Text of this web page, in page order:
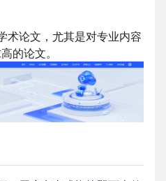
术论文，尤其是对专业内容
的论文。